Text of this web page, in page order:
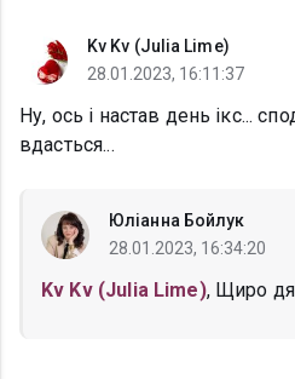
Kv Kv (Julia Lime)
28.01.2023, 16:11:37
Ну, ось і настав день ікс...
вдасться...
Юліанна Бойлук
28.01.2023, 16:34:20
Kv Kv (Julia Lime), Щиро